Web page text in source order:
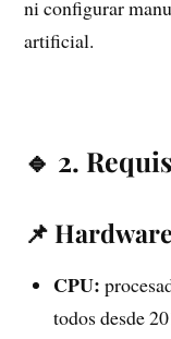
ni configurar
artificial.
🔹 2.
📌
CPU:
todos desde